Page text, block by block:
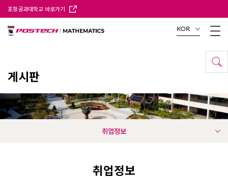
포항공과대학교 바로가기
KOR
게시판
취업정보
취업정보